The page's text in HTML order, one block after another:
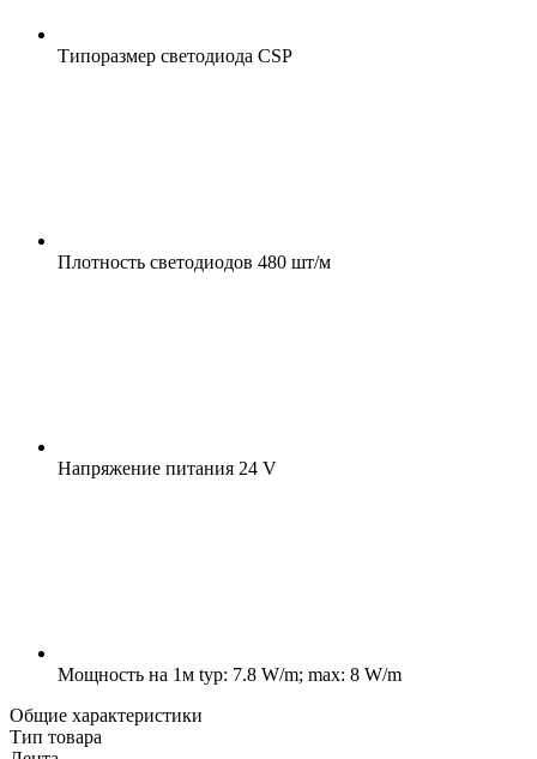
Типоразмер светодиода CSP
Плотность светодиодов 480 шт/м
Напряжение питания 24 V
Мощность на 1м typ: 7.8 W/m; max: 8 W/m
Общие характеристики
Тип товара